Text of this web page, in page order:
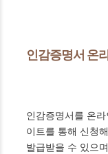
인감증명서 온
인감증명서를 온
이트를 통해 신청
발급받을 수 있으